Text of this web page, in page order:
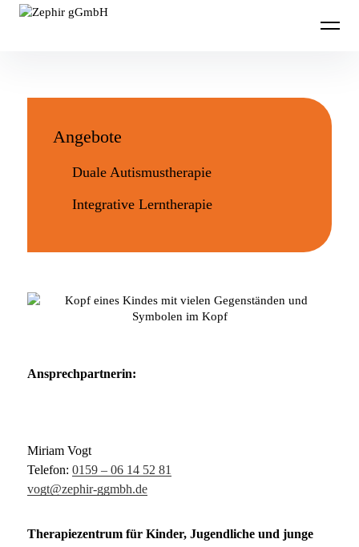
Zephir gGmbH
Angebote
Duale Autismustherapie
Integrative Lerntherapie
Ansprechpartnerin:
Miriam Vogt
Telefon: 0159 – 06 14 52 81
vogt@zephir-ggmbh.de
Therapiezentrum für Kinder, Jugendliche und junge